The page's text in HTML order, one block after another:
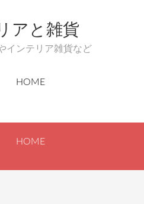
アと雑貨
インテリア雑貨など
HOME
HOME